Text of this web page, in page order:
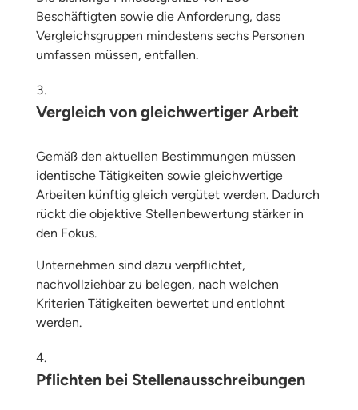
Beschäftigten sowie die Anforderung, dass
Vergleichsgruppen mindestens sechs Personen
umfassen müssen, entfallen.
Vergleich von gleichwertiger Arbeit
Gemäß den aktuellen Bestimmungen müssen
identische Tätigkeiten sowie gleichwertige
Arbeiten künftig gleich vergütet werden. Dadurch
rückt die objektive Stellenbewertung stärker in
den Fokus.
Unternehmen sind dazu verpflichtet,
nachvollziehbar zu belegen, nach welchen
Kriterien Tätigkeiten bewertet und entlohnt
werden.
Pflichten bei Stellenausschreibungen